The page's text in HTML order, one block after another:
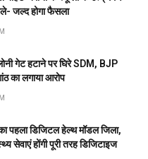
जल्द होगा फैसला
गेट हटाने पर घिरे SDM, BJP
का लगाया आरोप
पहला डिजिटल हेल्थ मॉडल जिला,
सेवाएं होंगी पूरी तरह डिजिटाइज